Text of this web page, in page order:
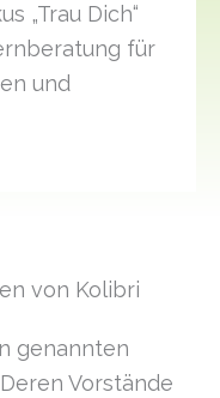
„Trau Dich“
für
und
von Kolibri
genannten
Vorstände